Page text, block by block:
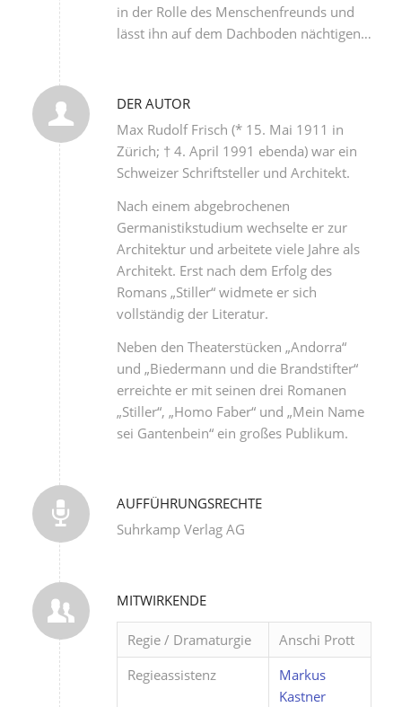
in der Rolle des Menschenfreunds und
lässt ihn auf dem Dachboden nächtigen…
DER AUTOR
Max Rudolf Frisch (* 15. Mai 1911 in
Zürich; † 4. April 1991 ebenda) war ein
Schweizer Schriftsteller und Architekt.
Nach einem abgebrochenen
Germanistikstudium wechselte er zur
Architektur und arbeitete viele Jahre als
Architekt. Erst nach dem Erfolg des
Romans „Stiller“ widmete er sich
vollständig der Literatur.
Neben den Theaterstücken „Andorra“
und „Biedermann und die Brandstifter“
erreichte er mit seinen drei Romanen
„Stiller“, „Homo Faber“ und „Mein Name
sei Gantenbein“ ein großes Publikum.
AUFFÜHRUNGSRECHTE
Suhrkamp Verlag AG
MITWIRKENDE
Regie / Dramaturgie
Anschi Prott
Regieassistenz
Markus
Kastner